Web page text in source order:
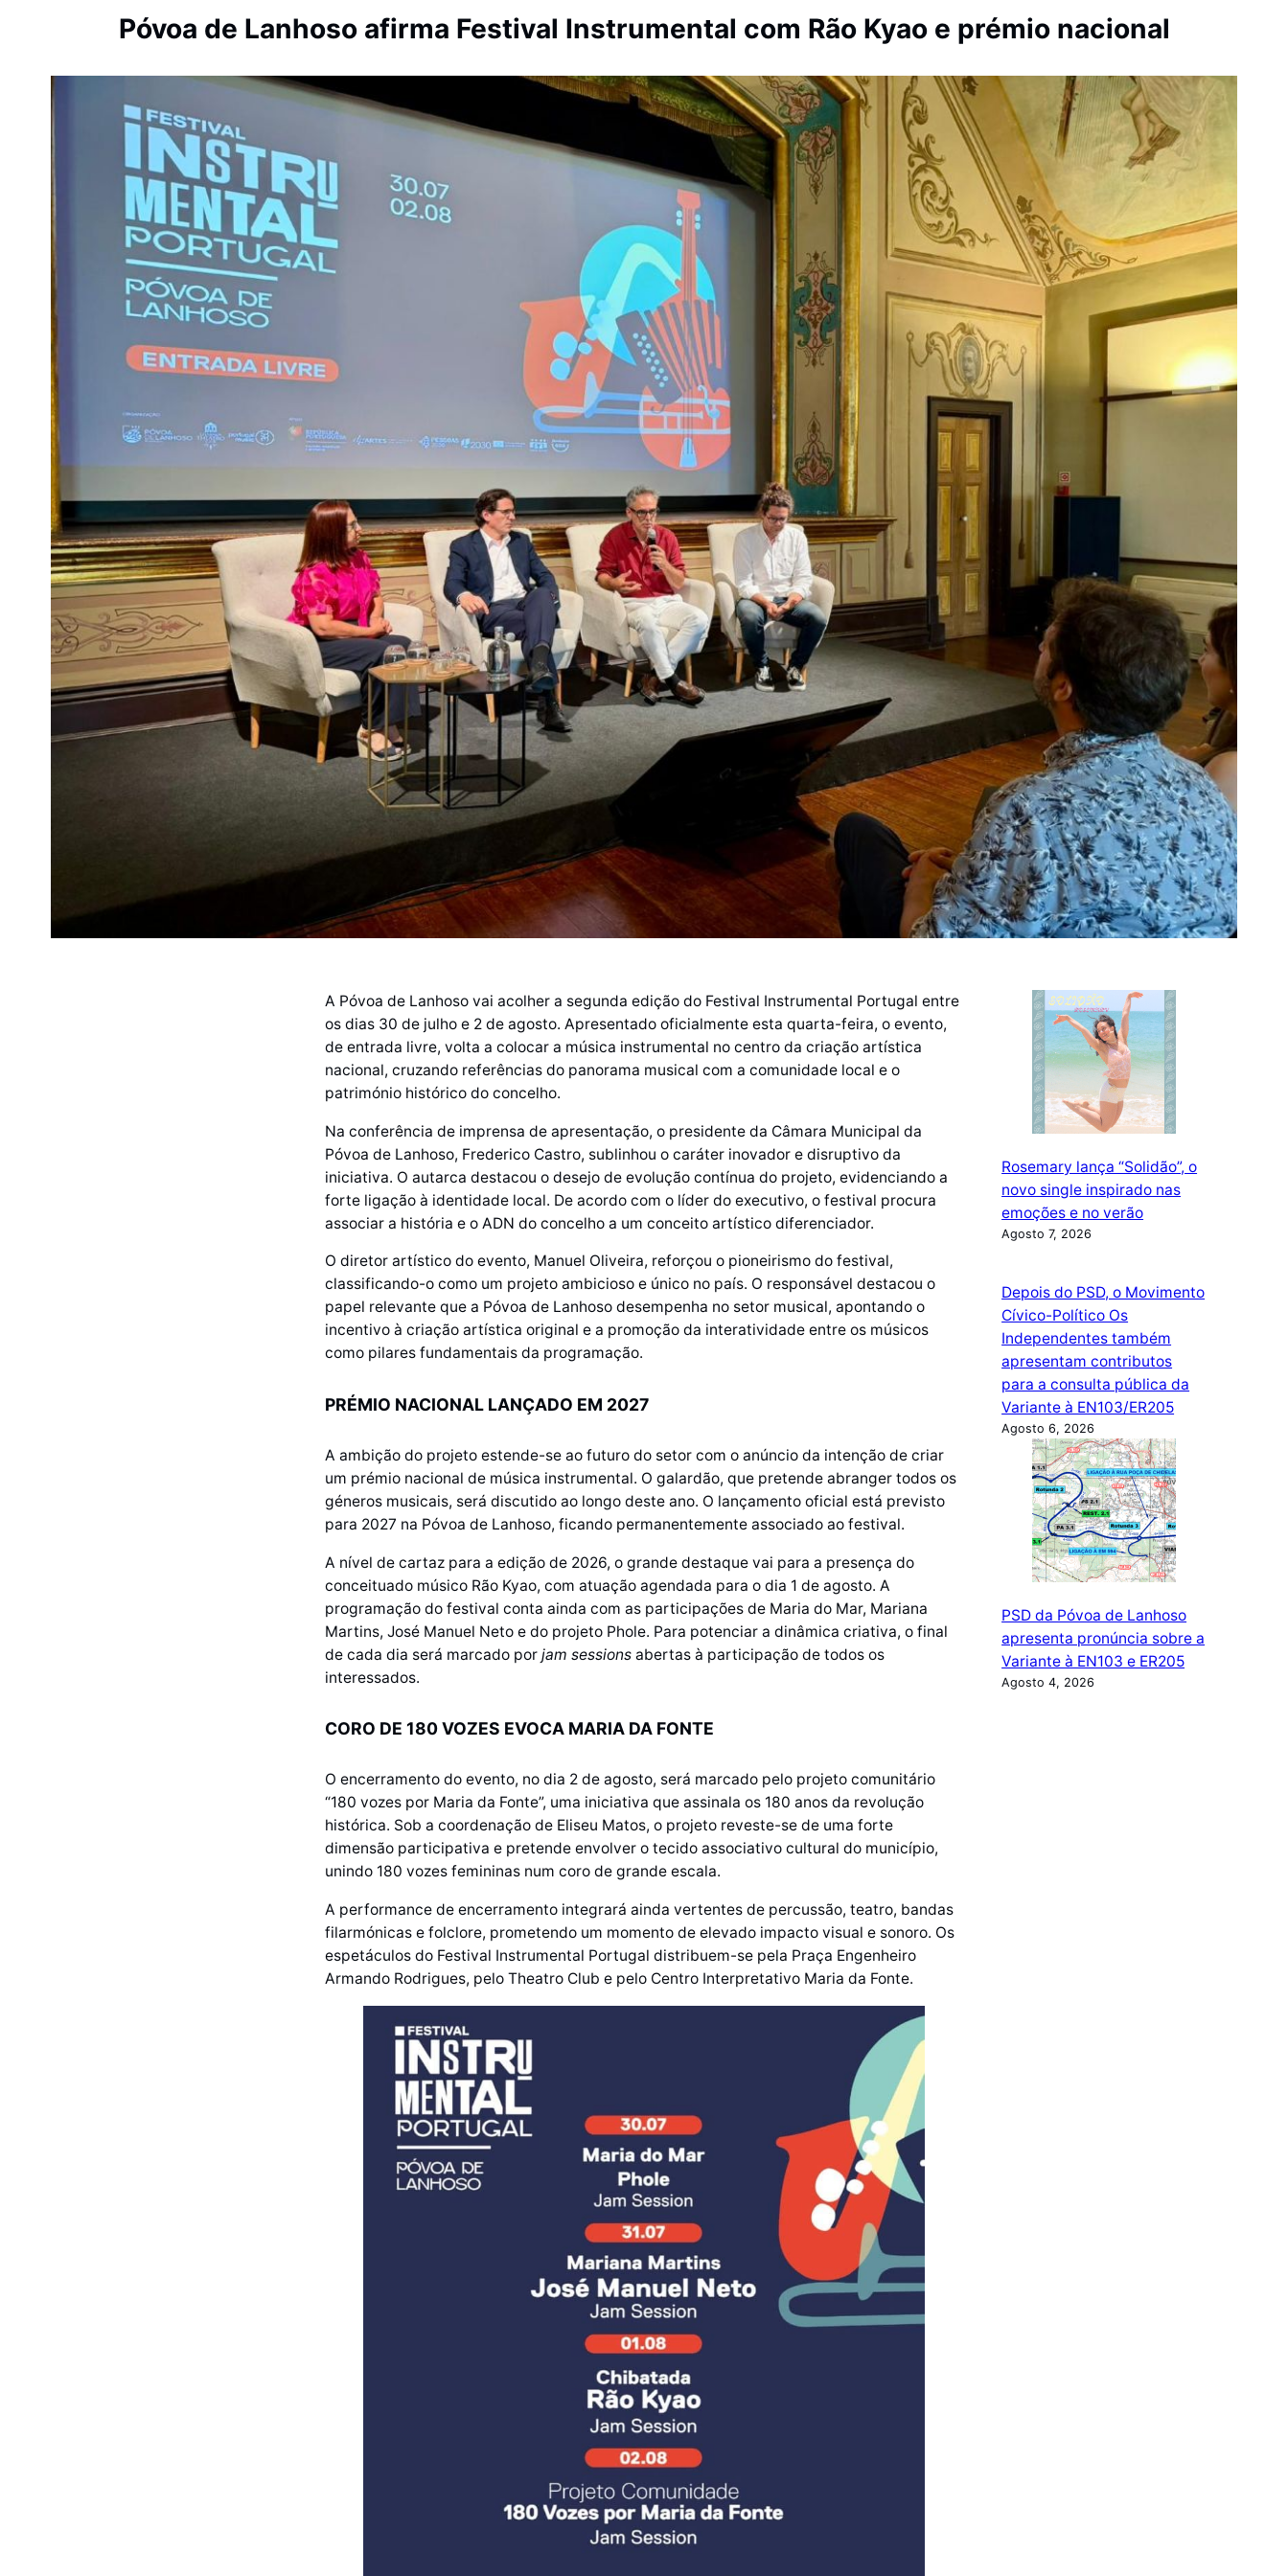
Póvoa de Lanhoso afirma Festival Instrumental com Rão Kyao e prémio nacional
A Póvoa de Lanhoso vai acolher a segunda edição do Festival Instrumental Portugal entre
os dias 30 de julho e 2 de agosto. Apresentado oficialmente esta quarta-feira, o evento,
de entrada livre, volta a colocar a música instrumental no centro da criação artística
nacional, cruzando referências do panorama musical com a comunidade local e o
património histórico do concelho.
Na conferência de imprensa de apresentação, o presidente da Câmara Municipal da
Póvoa de Lanhoso, Frederico Castro, sublinhou o caráter inovador e disruptivo da
iniciativa. O autarca destacou o desejo de evolução contínua do projeto, evidenciando a
forte ligação à identidade local. De acordo com o líder do executivo, o festival procura
associar a história e o ADN do concelho a um conceito artístico diferenciador.
O diretor artístico do evento, Manuel Oliveira, reforçou o pioneirismo do festival,
classificando-o como um projeto ambicioso e único no país. O responsável destacou o
papel relevante que a Póvoa de Lanhoso desempenha no setor musical, apontando o
incentivo à criação artística original e a promoção da interatividade entre os músicos
como pilares fundamentais da programação.
PRÉMIO NACIONAL LANÇADO EM 2027
A ambição do projeto estende-se ao futuro do setor com o anúncio da intenção de criar
um prémio nacional de música instrumental. O galardão, que pretende abranger todos os
géneros musicais, será discutido ao longo deste ano. O lançamento oficial está previsto
para 2027 na Póvoa de Lanhoso, ficando permanentemente associado ao festival.
A nível de cartaz para a edição de 2026, o grande destaque vai para a presença do
conceituado músico Rão Kyao, com atuação agendada para o dia 1 de agosto. A
programação do festival conta ainda com as participações de Maria do Mar, Mariana
Martins, José Manuel Neto e do projeto Phole. Para potenciar a dinâmica criativa, o final
de cada dia será marcado por jam sessionsabertas à participação de todos os
interessados.
CORO DE 180 VOZES EVOCA MARIA DA FONTE
O encerramento do evento, no dia 2 de agosto, será marcado pelo projeto comunitário
“180 vozes por Maria da Fonte”, uma iniciativa que assinala os 180 anos da revolução
histórica. Sob a coordenação de Eliseu Matos, o projeto reveste-se de uma forte
dimensão participativa e pretende envolver o tecido associativo cultural do município,
unindo 180 vozes femininas num coro de grande escala.
A performance de encerramento integrará ainda vertentes de percussão, teatro, bandas
filarmónicas e folclore, prometendo um momento de elevado impacto visual e sonoro. Os
espetáculos do Festival Instrumental Portugal distribuem-se pela Praça Engenheiro
Armando Rodrigues, pelo Theatro Club e pelo Centro Interpretativo Maria da Fonte.
Rosemary lança “Solidão”, o
novo single inspirado nas
emoções e no verão
Agosto 7, 2026
Depois do PSD, o Movimento
Cívico-Político Os
Independentes também
apresentam contributos
para a consulta pública da
Variante à EN103/ER205
Agosto 6, 2026
PSD da Póvoa de Lanhoso
apresenta pronúncia sobre a
Variante à EN103 e ER205
Agosto 4, 2026